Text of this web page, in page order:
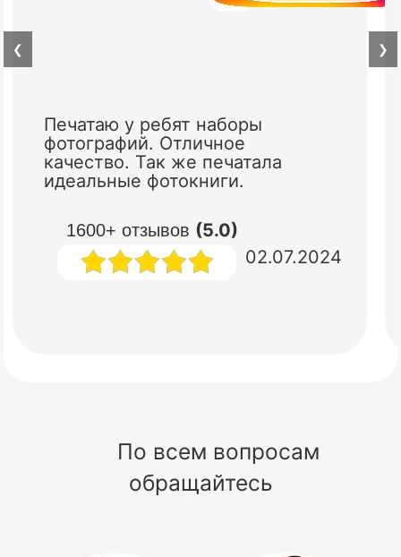
1600+ отзывов (5.0)
Печатаю у ребят наборы
фотографий. Отличное
качество. Так же печатала
идеальные фотокниги.
02.07.2024
❮ ❯
По всем вопросам
обращайтесь